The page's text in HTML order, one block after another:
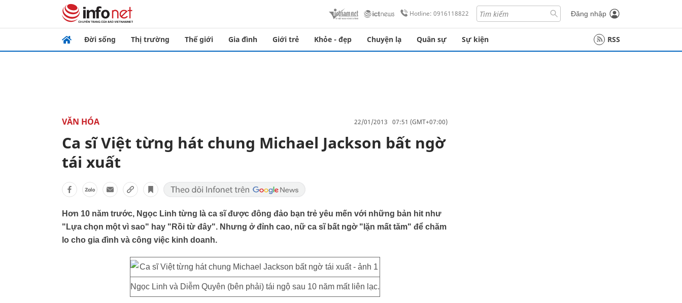
Hotline: 0916118822 Đăng nhập
Đời sống Thị trường Thế giới Gia đình Giới trẻ Khỏe - đẹp Chuyện lạ Quân sự Sự kiện RSS
VĂN HÓA 22/01/2013 07:51 (GMT+07:00)
Ca sĩ Việt từng hát chung Michael Jackson bất ngờ
tái xuất
Hơn 10 năm trước, Ngọc Linh từng là ca sĩ được đông đảo bạn trẻ yêu mến với những bản hit như
"Lựa chọn một vì sao" hay "Rồi từ đây". Nhưng ở đỉnh cao, nữ ca sĩ bất ngờ "lặn mất tăm" để chăm
lo cho gia đình và công việc kinh doanh.
Ngọc Linh và Diễm Quyên (bên phải) tái ngộ sau 10 năm mất liên lạc.